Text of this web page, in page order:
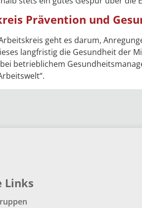
Prävention und
geht es darum,
langfristig die Gesundheit der
betrieblichem
Links